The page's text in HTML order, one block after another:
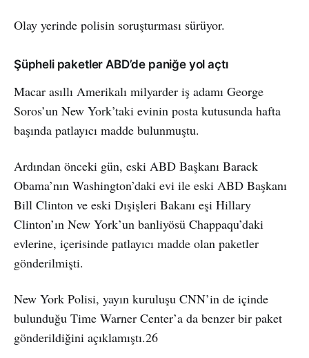
Olay yerinde polisin soruşturması sürüyor.
Şüpheli paketler ABD’de paniğe yol açtı
Macar asıllı Amerikalı milyarder iş adamı George
Soros’un New York’taki evinin posta kutusunda hafta
başında patlayıcı madde bulunmuştu.
Ardından önceki gün, eski ABD Başkanı Barack
Obama’nın Washington’daki evi ile eski ABD Başkanı
Bill Clinton ve eski Dışişleri Bakanı eşi Hillary
Clinton’ın New York’un banliyösü Chappaqu’daki
evlerine, içerisinde patlayıcı madde olan paketler
gönderilmişti.
New York Polisi, yayın kuruluşu CNN’in de içinde
bulunduğu Time Warner Center’a da benzer bir paket
gönderildiğini açıklamıştı.26